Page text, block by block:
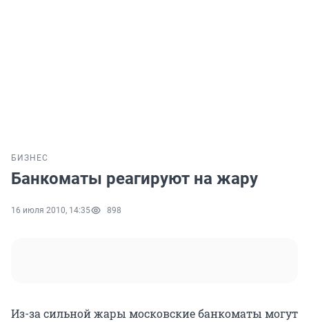
БИЗНЕС
Банкоматы реагируют на жару
16 июля 2010, 14:35 898
Из-за сильной жары московские банкоматы могут